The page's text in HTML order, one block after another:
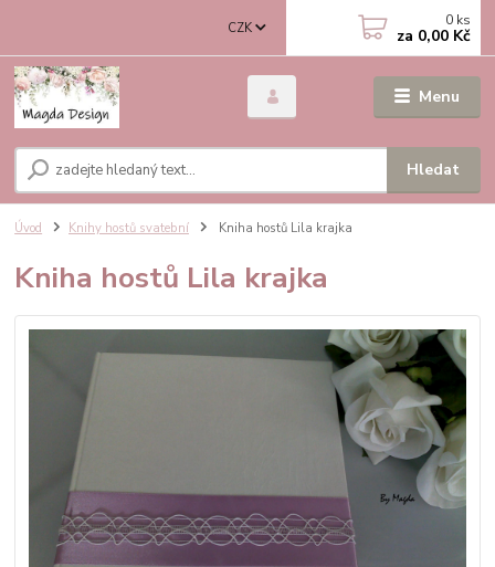
Menu
CZK
Hledat
0 ks
za 0,00 Kč
Úvod Knihy hostů svatební Kniha hostů Lila krajka
Kniha hostů Lila krajka